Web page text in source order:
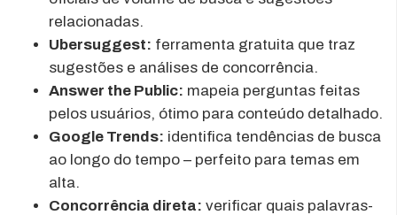
relacionadas.
Ubersuggest: ferramenta gratuita que traz
sugestões e análises de concorrência.
Answer the Public: mapeia perguntas feitas
pelos usuários, ótimo para conteúdo detalhado.
Google Trends: identifica tendências de busca
ao longo do tempo – perfeito para temas em
alta.
Concorrência direta: verificar quais palavras-